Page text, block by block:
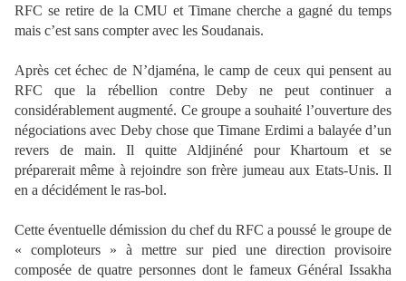
RFC se retire de la CMU et Timane cherche a gagné du temps
mais c’est sans compter avec les Soudanais.
Après cet échec de N’djaména, le camp de ceux qui pensent au
RFC que la rébellion contre Deby ne peut continuer a
considérablement augmenté. Ce groupe a souhaité l’ouverture des
négociations avec Deby chose que Timane Erdimi a balayée d’un
revers de main. Il quitte Aldjinéné pour Khartoum et se
préparerait même à rejoindre son frère jumeau aux Etats-Unis. Il
en a décidément le ras-bol.
Cette éventuelle démission du chef du RFC a poussé le groupe de
« comploteurs » à mettre sur pied une direction provisoire
composée de quatre personnes dont le fameux Général Issakha